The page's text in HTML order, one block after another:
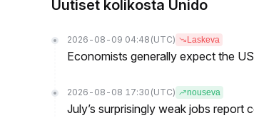
Uutiset kolikosta Unido
2026-08-09 04:48 (UTC) Laskeva
Economists generally expect the
2026-08-08 17:30 (UTC) nouseva
July’s surprisingly weak jobs